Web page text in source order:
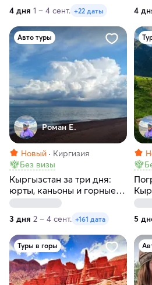
4 дня 1 – 4 сент. +22 даты 4
Авто туры
Роман Е.
Новый
Киргизия
Без визы
Кыргызстан за три дня:
юрты, каньоны и горные
ущелья
3 дня 2 – 4 сент. +161 дата 5
Туры в горы